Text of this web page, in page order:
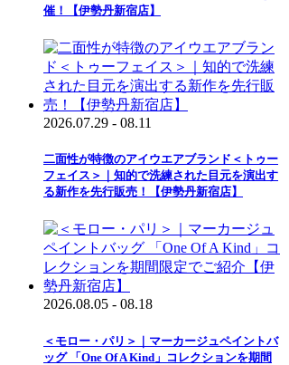
催！【伊勢丹新宿店】
2026.07.29 - 08.11
二面性が特徴のアイウエアブランド＜トゥー
フェイス＞｜知的で洗練された目元を演出す
る新作を先行販売！【伊勢丹新宿店】
2026.08.05 - 08.18
＜モロー・パリ＞｜マーカージュペイントバ
ッグ 「One Of A Kind」コレクションを期間